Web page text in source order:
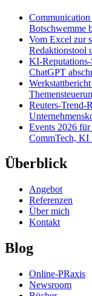
Botschwemme
Vom Excel zur
Redaktionstool
KI-
ChatGPT
Reuters-Trend-
Events 2026
CommTech, KI
Überblick
Angebot
Referenzen
Über mich
Kontakt
Blog
Online-PRaxis
Newsroom